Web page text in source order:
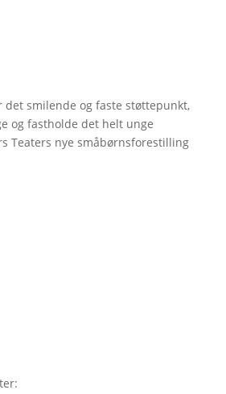
det smilende og faste støttepunkt,
og fastholde det helt unge
Teaters nye småbørnsforestilling
: